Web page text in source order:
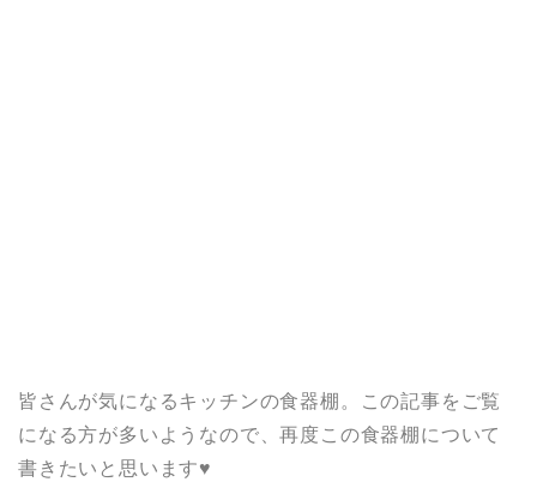
皆さんが気になるキッチンの食器棚。この記事をご覧
になる方が多いようなので、再度この食器棚について
書きたいと思います♥